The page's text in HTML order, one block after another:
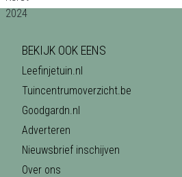
BEKIJK OOK EENS
Leefinjetuin.nl
Tuincentrumoverzicht.be
Goodgardn.nl
Adverteren
Nieuwsbrief inschijven
Over ons